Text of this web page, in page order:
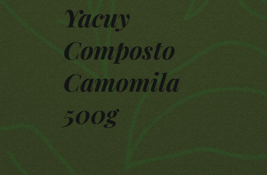
Yacuy
Composto
Camomila
500g